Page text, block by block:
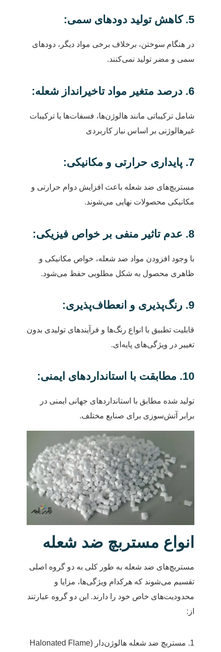
5. کاهش تولید دودهای سمی:
در هنگام سوختن، برخلاف برخی مواد دیگر، دودهای
سمی و مضر تولید نمی‌کنند.
6. درصد متغیر مواد تاخیرانداز شعله:
شامل ترکیباتی مانند هالوژن‌ها، فسفات‌ها یا ترکیبات
غیرهالوژنی بر اساس نیاز کاربردی
7. پایداری حرارتی و مکانیکی:
مستربچ‌های ضد شعله باعث افزایش دوام حرارتی و
مکانیکی محصولات نهایی می‌شوند.
8. عدم تاثیر منفی بر خواص فیزیکی:
با وجود افزودن مواد ضد شعله، خواص مکانیکی و
ظاهری محصول به شکل مطلوبی حفظ می‌شود.
9. رنگ‌پذیری و انعطاف‌پذیری:
قابلیت تطبیق با انواع رنگ‌ها و فرآیندهای تولیدی بدون
تغییر در ویژگی‌های پایه‌ای.
10. مطابقت با استانداردهای ایمنی:
تولید شده مطابق با استانداردهای جهانی ایمنی در
برابر آتش‌سوزی برای صنایع مختلف.
انواع مستربچ ضد شعله
مستربچ‌های ضد شعله به طور کلی به دو گروه اصلی
تقسیم می‌شوند که هرکدام ویژگی‌ها، مزایا و
محدودیت‌های خاص خود را دارند. این دو گروه عبارتند
از:
1. مستربچ ضد شعله هالوژن‌دار (Halonated Flame